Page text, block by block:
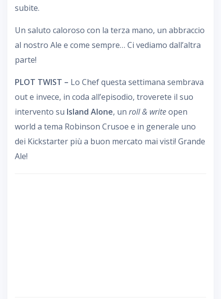
subite.
Un saluto caloroso con la terza mano, un abbraccio
al nostro Ale e come sempre… Ci vediamo dall’altra
parte!
PLOT TWIST – Lo Chef questa settimana sembrava
out e invece, in coda all’episodio, troverete il suo
intervento su Island Alone, un roll & writeopen
world a tema Robinson Crusoe e in generale uno
dei Kickstarter più a buon mercato mai visti! Grande
Ale!